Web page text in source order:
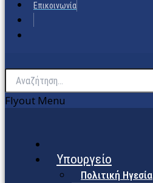
Επικοινωνία
Flyout Menu
Υπουργείο
Πολιτική Ηγεσία